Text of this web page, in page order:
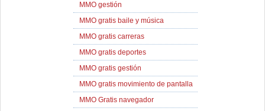
MMO gestión
MMO gratis baile y música
MMO gratis carreras
MMO gratis deportes
MMO gratis gestión
MMO gratis movimiento de pantalla
MMO Gratis navegador